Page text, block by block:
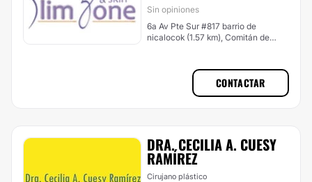
Sin opiniones
6a Av Pte Sur #817 barrio de
nicalocok (1.57 km), Comitán de
CONTACTAR
DRA. CECILIA A. CUESY
RAMÍREZ
Cirujano plástico